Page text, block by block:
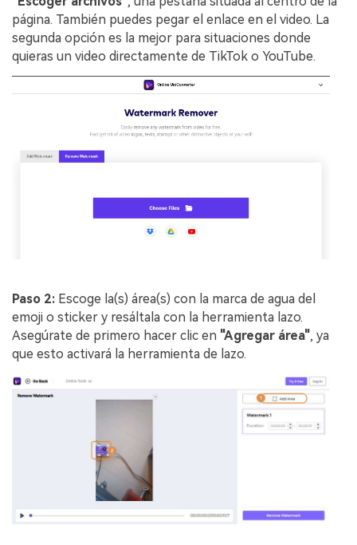
página. También puedes pegar el enlace en el video. La
segunda opción es la mejor para situaciones donde
quieras un video directamente de TikTok o YouTube.
Paso 2: Escoge la(s) área(s) con la marca de agua del
emoji o sticker y resáltala con la herramienta lazo.
Asegúrate de primero hacer clic en "Agregar área", ya
que esto activará la herramienta de lazo.